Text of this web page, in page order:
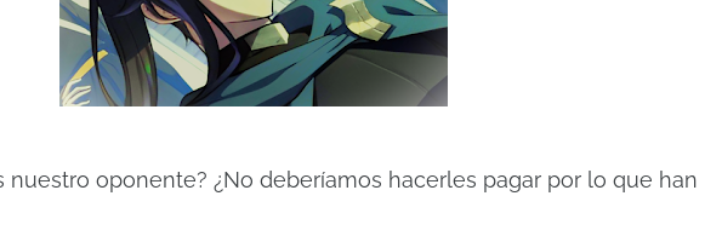
nuestro oponente? ¿No deberíamos hacerles pagar por lo que han